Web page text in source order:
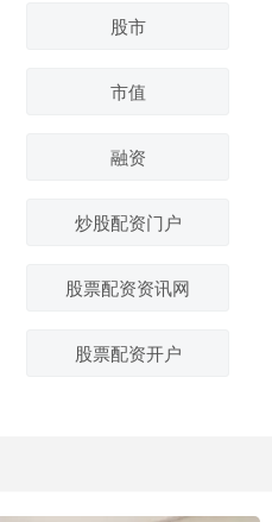
股市
市值
融资
炒股配资门户
股票配资资讯网
股票配资开户